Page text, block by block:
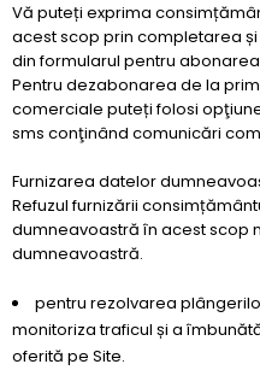
Vă puteți exprima
acest scop prin completarea
din formularul pentru
Pentru dezabonarea de la
comerciale puteți folosi
sms conţinând comunicări
Furnizarea datelor
Refuzul furnizării
dumneavoastră în acest scop
dumneavoastră.
pentru rezolvarea
monitoriza traficul și a
oferită pe Site.